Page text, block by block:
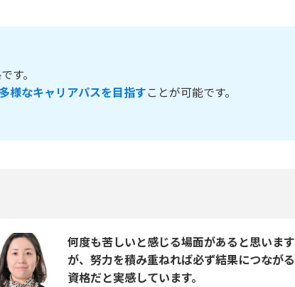
す。
多様なキャリアパスを目指すことが可能です。
何度も苦しいと感じる場面があると思います
が、努力を積み重ねれば必ず結果につながる
資格だと実感しています。